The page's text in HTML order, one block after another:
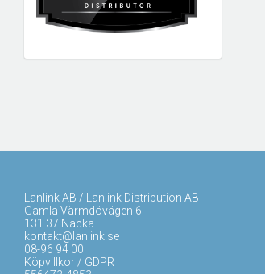
Lanlink AB / Lanlink Distribution AB
Gamla Värmdövägen 6
131 37 Nacka
kontakt@lanlink.se
08-96 94 00
Köpvillkor / GDPR